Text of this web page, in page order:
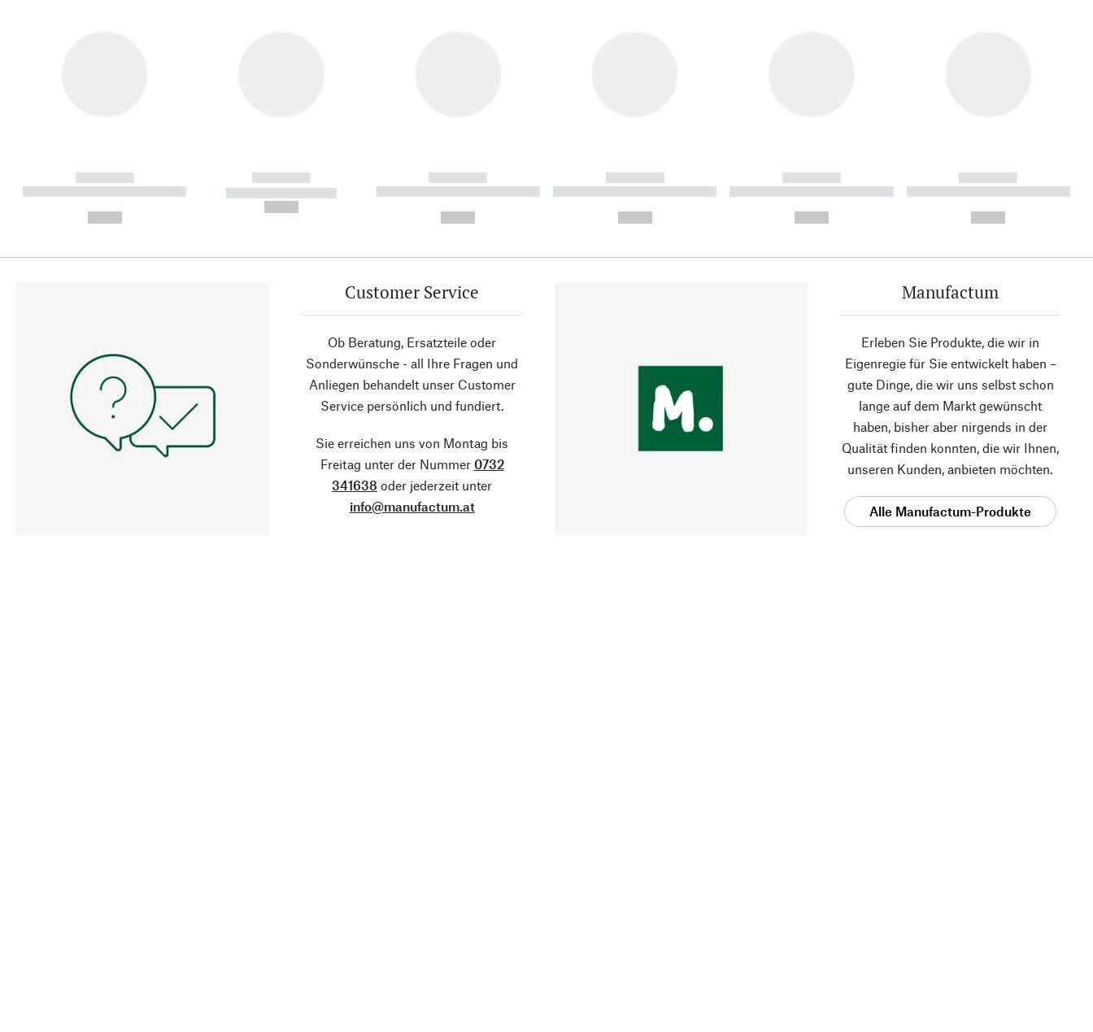
------------
----------- ----------- ----------
------------
----------- -----------
------------
----------- ----------- ----------
------------
----------- ----------- ----------
------------
----------- ----------- ----------
------------
----------- ----------- ----------
Customer Service
Ob Beratung, Ersatzteile oder
Sonderwünsche - all Ihre Fragen und
Anliegen behandelt unser Customer
Service persönlich und fundiert.
Sie erreichen uns von Montag bis
Freitag unter der Nummer 0732
341638 oder jederzeit unter
info@manufactum.at
Manufactum
Erleben Sie Produkte, die wir in
Eigenregie für Sie entwickelt haben –
gute Dinge, die wir uns selbst schon
lange auf dem Markt gewünscht
haben, bisher aber nirgends in der
Qualität finden konnten, die wir Ihnen,
unseren Kunden, anbieten möchten.
Alle Manufactum-Produkte